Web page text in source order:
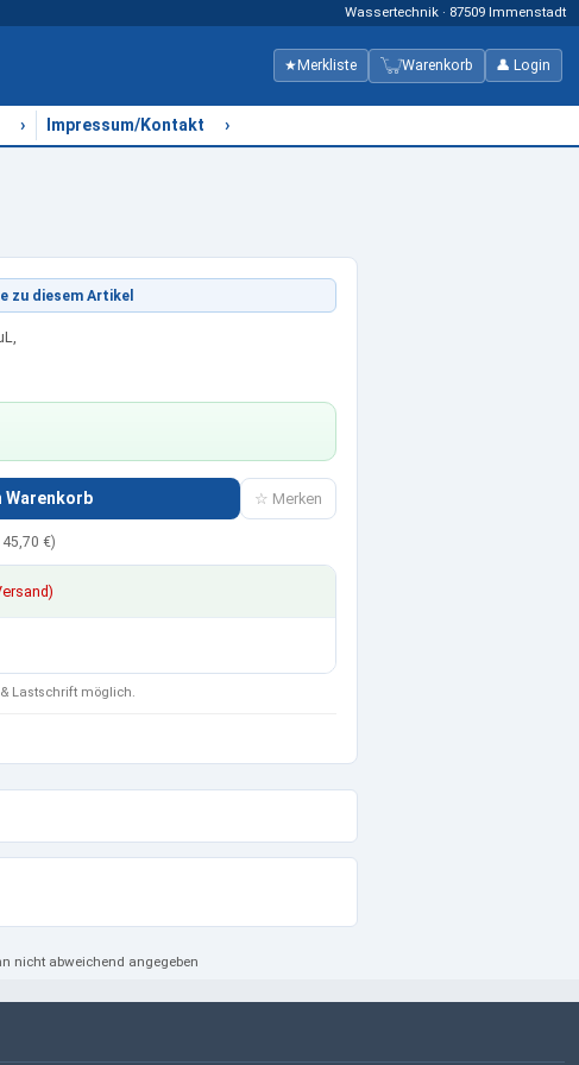
Wassertechnik · 87509 Immenstadt
★ Merkliste Warenkorb 👤 Login
› Impressum/Kontakt ›
zu diesem Artikel
Warenkorb ☆ Merken
45,70 €)
Lastschrift möglich.
nicht abweichend angegeben